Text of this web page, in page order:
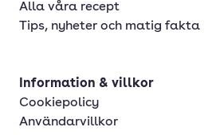
Alla våra recept
Tips, nyheter och matig fakta
Information & villkor
Cookiepolicy
Användarvillkor